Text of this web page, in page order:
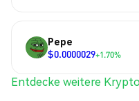
Pepe
$0.0000029+1.70%
Entdecke weitere